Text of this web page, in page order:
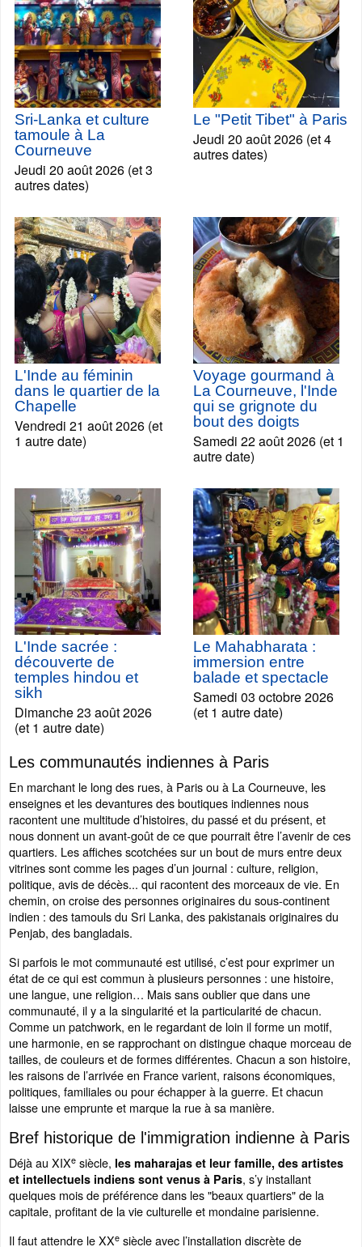
Sri-Lanka et culture
tamoule à La
Courneuve
Jeudi 20 août 2026 (et 3
autres dates)
Le "Petit Tibet" à Paris
Jeudi 20 août 2026 (et 4
autres dates)
L'Inde au féminin
dans le quartier de la
Chapelle
Vendredi 21 août 2026 (et
1 autre date)
Voyage gourmand à
La Courneuve, l'Inde
qui se grignote du
bout des doigts
Samedi 22 août 2026 (et 1
autre date)
L'Inde sacrée :
découverte de
temples hindou et
sikh
Dimanche 23 août 2026
(et 1 autre date)
Le Mahabharata :
immersion entre
balade et spectacle
Samedi 03 octobre 2026
(et 1 autre date)
Les communautés indiennes à Paris
En marchant le long des rues, à Paris ou à La Courneuve, les
enseignes et les devantures des boutiques indiennes nous
racontent une multitude d’histoires, du passé et du présent, et
nous donnent un avant-goût de ce que pourrait être l’avenir de ces
quartiers. Les affiches scotchées sur un bout de murs entre deux
vitrines sont comme les pages d’un journal : culture, religion,
politique, avis de décès... qui racontent des morceaux de vie. En
chemin, on croise des personnes originaires du sous-continent
indien : des tamouls du Sri Lanka, des pakistanais originaires du
Penjab, des bangladais.
Si parfois le mot communauté est utilisé, c’est pour exprimer un
état de ce qui est commun à plusieurs personnes : une histoire,
une langue, une religion… Mais sans oublier que dans une
communauté, il y a la singularité et la particularité de chacun.
Comme un patchwork, en le regardant de loin il forme un motif,
une harmonie, en se rapprochant on distingue chaque morceau de
tailles, de couleurs et de formes différentes. Chacun a son histoire,
les raisons de l’arrivée en France varient, raisons économiques,
politiques, familiales ou pour échapper à la guerre. Et chacun
laisse une emprunte et marque la rue à sa manière.
Bref historique de l'immigration indienne à Paris
Déjà au XIXe siècle, les maharajas et leur famille, des artistes
et intellectuels indiens sont venus à Paris, s’y installant
quelques mois de préférence dans les "beaux quartiers" de la
capitale, profitant de la vie culturelle et mondaine parisienne.
Il faut attendre le XXe siècle avec l’installation discrète de